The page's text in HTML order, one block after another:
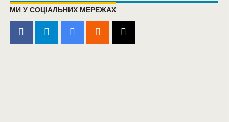
МИ У СОЦІАЛЬНИХ МЕРЕЖАХ